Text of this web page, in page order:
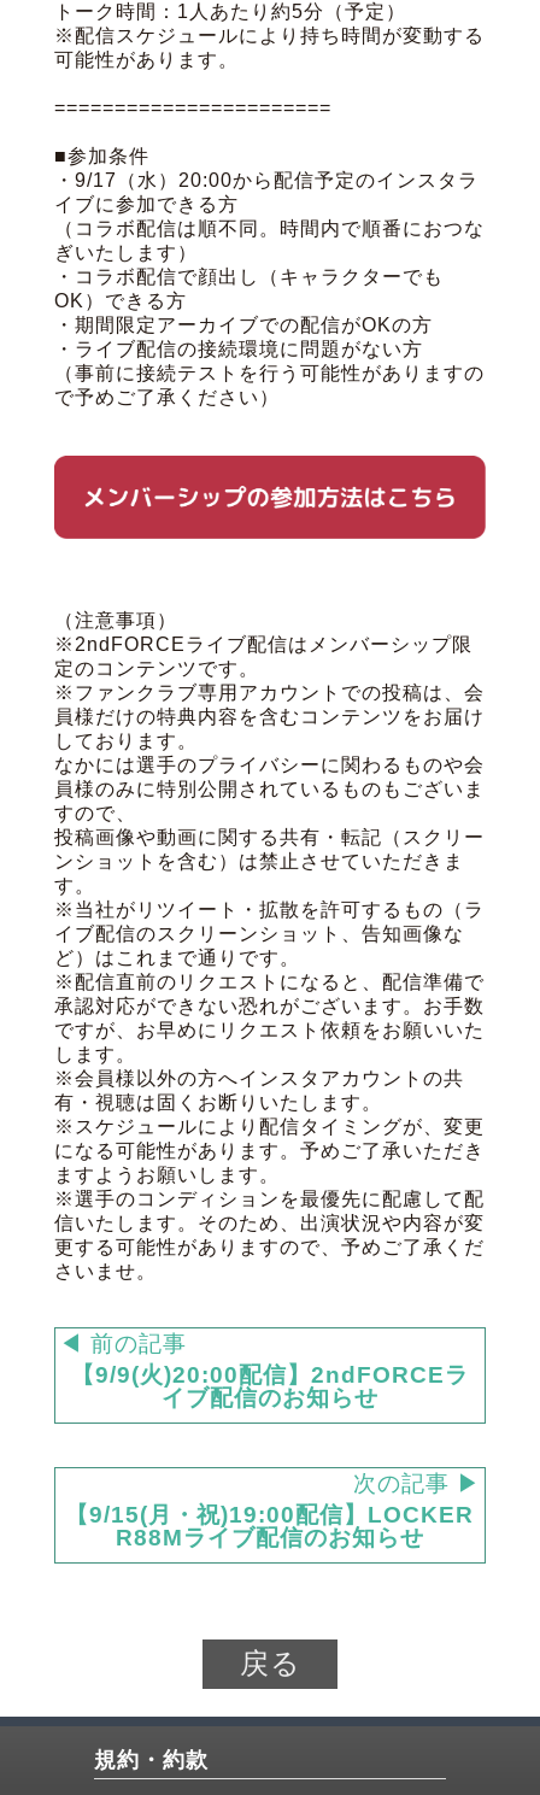
トーク時間：1人あたり約5分（予定）
※配信スケジュールにより持ち時間が変動する
可能性があります。
=======================
■参加条件
・9/17（水）20:00から配信予定のインスタラ
イブに参加できる方
（コラボ配信は順不同。時間内で順番におつな
ぎいたします）
・コラボ配信で顔出し（キャラクターでも
OK）できる方
・期間限定アーカイブでの配信がOKの方
・ライブ配信の接続環境に問題がない方
（事前に接続テストを行う可能性がありますの
で予めご了承ください）
（注意事項）
※2ndFORCEライブ配信はメンバーシップ限
定のコンテンツです。
※ファンクラブ専用アカウントでの投稿は、会
員様だけの特典内容を含むコンテンツをお届け
しております。
なかには選手のプライバシーに関わるものや会
員様のみに特別公開されているものもございま
すので、
投稿画像や動画に関する共有・転記（スクリー
ンショットを含む）は禁止させていただきま
す。
※当社がリツイート・拡散を許可するもの（ラ
イブ配信のスクリーンショット、告知画像な
ど）はこれまで通りです。
※配信直前のリクエストになると、配信準備で
承認対応ができない恐れがございます。お手数
ですが、お早めにリクエスト依頼をお願いいた
します。
※会員様以外の方へインスタアカウントの共
有・視聴は固くお断りいたします。
※スケジュールにより配信タイミングが、変更
になる可能性があります。予めご了承いただき
ますようお願いします。
※選手のコンディションを最優先に配慮して配
信いたします。そのため、出演状況や内容が変
更する可能性がありますので、予めご了承くだ
さいませ。
◀ 前の記事
【9/9(火)20:00配信】2ndFORCEラ
イブ配信のお知らせ
次の記事 ▶
【9/15(月・祝)19:00配信】LOCKER
R88Mライブ配信のお知らせ
戻る
規約・約款